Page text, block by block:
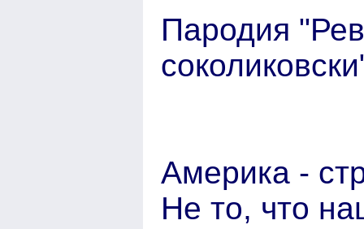
Пародия
Америка -
Не то, что